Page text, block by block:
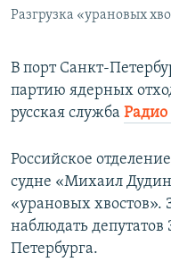
УКРАИНСКАЯ ПРОБЛЕМА
Разгрузка «урановых
В порт Санкт-
партию ядерных
русская служба Радио
Российское
судне «Михаил
«урановых хвостов».
наблюдать депутатов
Петербурга.